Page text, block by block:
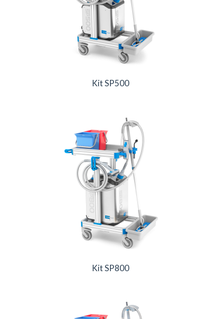
Kit SP500
Kit SP800